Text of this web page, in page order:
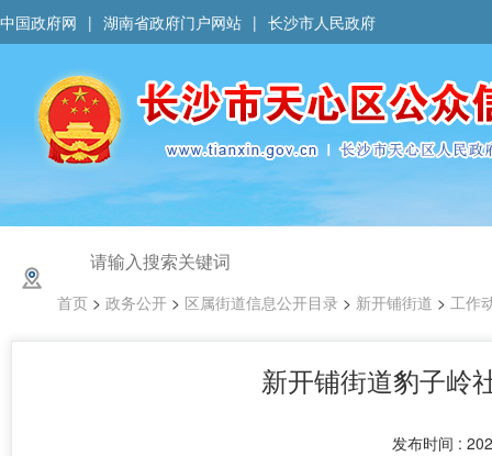
中国政府网 | 湖南省政府门户网站 | 长沙市人民政府
首页 > 政务公开 > 区属街道信息公开目录 > 新开铺街道 > 工作
新开铺街道豹子岭
发布时间 :